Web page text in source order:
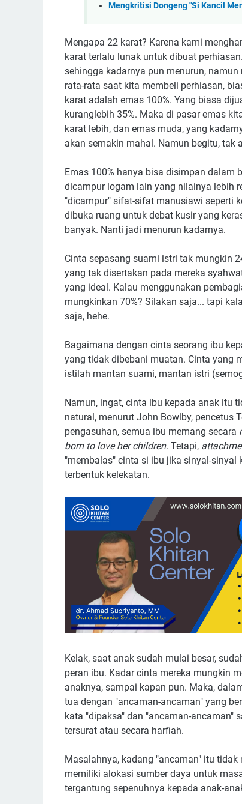
Mengkritisi Dongeng "Si Kancil
Mengapa 22 karat? Karena kami
karat terlalu lunak untuk dibuat
sehingga kadarnya pun menurun,
rata-rata saat kita membeli perhiasan,
karat adalah emas 100%. Yang biasa
kuranglebih 35%. Maka di pasar emas
karat lebih, dan emas muda, yang
akan semakin mahal. Namun begitu, tak
Emas 100% hanya bisa disimpan dalam
dicampur logam lain yang nilainya lebih
"dicampur" sifat-sifat manusiawi seperti
dibuka ruang untuk debat kusir yang
banyak. Nanti jadi menurun kadarnya.
Cinta sepasang suami istri tak mungkin
yang tak disertakan pada mereka
yang ideal. Kalau menggunakan
mungkinkan 70%? Silakan saja... tapi
saja, hehe.
Bagaimana dengan cinta seorang ibu
yang tidak dibebani muatan. Cinta yang
istilah mantan suami, mantan istri
Namun, ingat, cinta ibu kepada anak itu
natural, menurut John Bowlby, pencetus
pengasuhan, semua ibu memang secara
born to love her children. Tetapi,
"membalas" cinta si ibu jika sinyal-sinyal
terbentuk kelekatan.
Kelak, saat anak sudah mulai besar,
peran ibu. Kadar cinta mereka mungkin
anaknya, sampai kapan pun. Maka,
tua dengan "ancaman-ancaman" yang
kata "dipaksa" dan "ancaman-ancaman"
tersurat atau secara harfiah.
Masalahnya, kadang "ancaman" itu
memiliki alokasi sumber daya untuk
tergantung sepenuhnya kepada anak-